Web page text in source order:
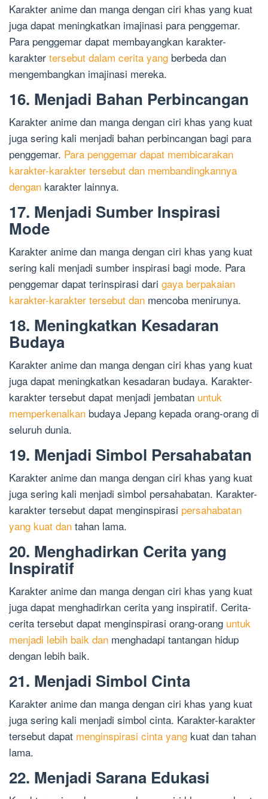
Karakter anime dan manga dengan ciri khas yang kuat
juga dapat meningkatkan imajinasi para penggemar.
Para penggemar dapat membayangkan karakter-
karakter tersebut dalam cerita yang berbeda dan
mengembangkan imajinasi mereka.
16. Menjadi Bahan Perbincangan
Karakter anime dan manga dengan ciri khas yang kuat
juga sering kali menjadi bahan perbincangan bagi para
penggemar. Para penggemar dapat membicarakan
karakter-karakter tersebut dan membandingkannya
dengan karakter lainnya.
17. Menjadi Sumber Inspirasi
Mode
Karakter anime dan manga dengan ciri khas yang kuat
sering kali menjadi sumber inspirasi bagi mode. Para
penggemar dapat terinspirasi dari gaya berpakaian
karakter-karakter tersebut dan mencoba menirunya.
18. Meningkatkan Kesadaran
Budaya
Karakter anime dan manga dengan ciri khas yang kuat
juga dapat meningkatkan kesadaran budaya. Karakter-
karakter tersebut dapat menjadi jembatan untuk
memperkenalkan budaya Jepang kepada orang-orang di
seluruh dunia.
19. Menjadi Simbol Persahabatan
Karakter anime dan manga dengan ciri khas yang kuat
juga sering kali menjadi simbol persahabatan. Karakter-
karakter tersebut dapat menginspirasi persahabatan
yang kuat dan tahan lama.
20. Menghadirkan Cerita yang
Inspiratif
Karakter anime dan manga dengan ciri khas yang kuat
juga dapat menghadirkan cerita yang inspiratif. Cerita-
cerita tersebut dapat menginspirasi orang-orang untuk
menjadi lebih baik dan menghadapi tantangan hidup
dengan lebih baik.
21. Menjadi Simbol Cinta
Karakter anime dan manga dengan ciri khas yang kuat
juga sering kali menjadi simbol cinta. Karakter-karakter
tersebut dapat menginspirasi cinta yang kuat dan tahan
lama.
22. Menjadi Sarana Edukasi